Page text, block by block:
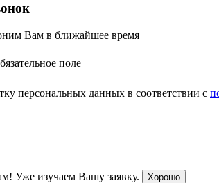
Вам в ближайшее время
поле
персональных данных в соответствии с
Уже изучаем Вашу заявку. Хорошо